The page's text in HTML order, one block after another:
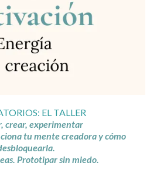
EL TALLER
crear, experimentar
tu mente creadora y cómo
Prototipar sin miedo.